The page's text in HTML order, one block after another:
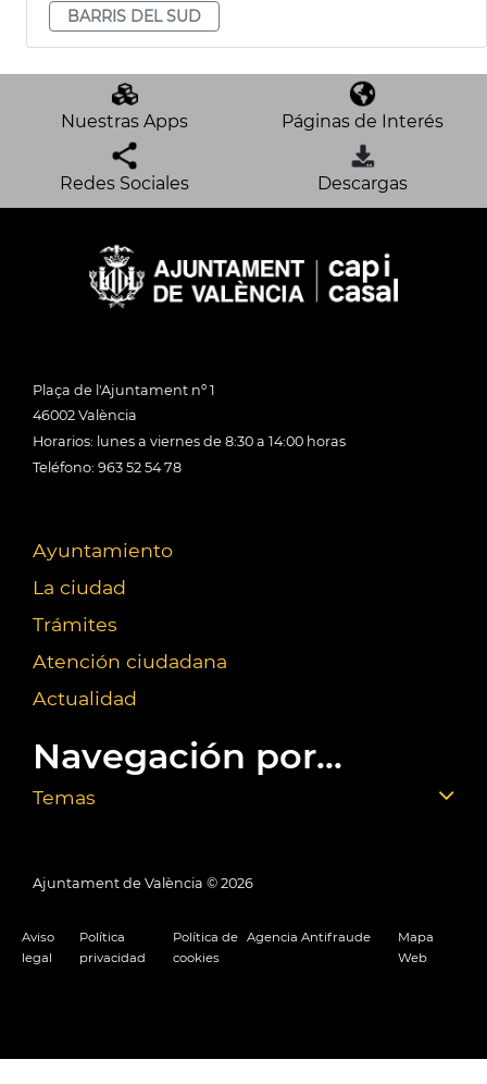
BARRIS DEL SUD
Nuestras Apps Páginas de Interés
Redes Sociales Descargas
Plaça de l'Ajuntament nº 1
46002 València
Horarios: lunes a viernes de 8:30 a 14:00 horas
Teléfono: 963 52 54 78
Ayuntamiento
La ciudad
Trámites
Atención ciudadana
Actualidad
Navegación por...
Temas
Ajuntament de València © 2026
Aviso
legal
Política
privacidad
Política de
cookies
Agencia Antifraude
Mapa
Web